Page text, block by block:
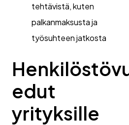
tehtävistä, kuten
palkanmaksusta ja
työsuhteen jatkosta
edut
yrityksille